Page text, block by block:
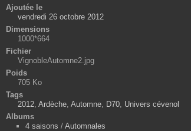
Ajoutée le
vendredi 26 octobre 2012
Dimensions
1000*664
Fichier
VignobleAutomne2.jpg
Poids
705 Ko
Tags
2012, Ardèche, Automne, D70, Univers cévenol
Albums
4 saisons / Automnales